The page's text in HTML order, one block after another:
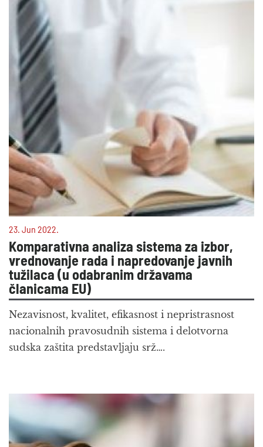
23. Jun 2022.
Komparativna analiza sistema za izbor,
vrednovanje rada i napredovanje javnih
tužilaca (u odabranim državama
članicama EU)
Nezavisnost, kvalitet, efikasnost i nepristrasnost
nacionalnih pravosudnih sistema i delotvorna
sudska zaštita predstavljaju srž….